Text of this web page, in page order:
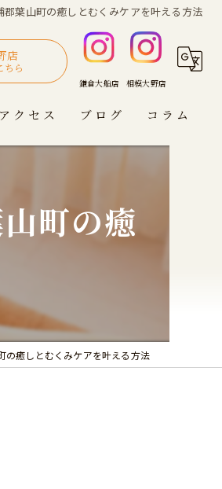
葉山町の癒しとむくみケアを叶える方法
店
ちら
アクセス
創BODY DESIGN 相模大野店
ブログ コラム
町の癒
の癒しとむくみケアを叶える方法